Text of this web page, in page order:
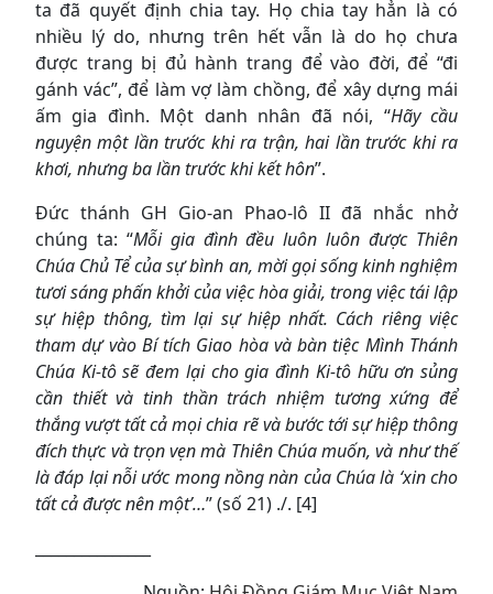
ta đã quyết định chia tay. Họ chia tay hẳn là có
nhiều lý do, nhưng trên hết vẫn là do họ chưa
được trang bị đủ hành trang để vào đời, để “đi
gánh vác”, để làm vợ làm chồng, để xây dựng mái
ấm gia đình. Một danh nhân đã nói, “Hãy cầu
nguyện một lần trước khi ra trận, hai lần trước khi ra
khơi, nhưng ba lần trước khi kết hôn”.
Đức thánh GH Gio-an Phao-lô II đã nhắc nhở
chúng ta: “Mỗi gia đình đều luôn luôn được Thiên
Chúa Chủ Tể của sự bình an, mời gọi sống kinh nghiệm
tươi sáng phấn khởi của việc hòa giải, trong việc tái lập
sự hiệp thông, tìm lại sự hiệp nhất. Cách riêng việc
tham dự vào Bí tích Giao hòa và bàn tiệc Mình Thánh
Chúa Ki-tô sẽ đem lại cho gia đình Ki-tô hữu ơn sủng
cần thiết và tinh thần trách nhiệm tương xứng để
thắng vượt tất cả mọi chia rẽ và bước tới sự hiệp thông
đích thực và trọn vẹn mà Thiên Chúa muốn, và như thế
là đáp lại nỗi ước mong nồng nàn của Chúa là ‘xin cho
tất cả được nên một’…” (số 21) ./. [4]